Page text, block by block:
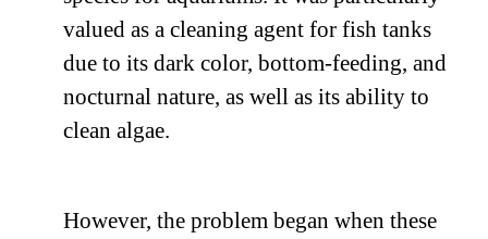
valued as a cleaning agent for fish tanks
due to its dark color, bottom-feeding, and
nocturnal nature, as well as its ability to
clean algae.
However, the problem began when these